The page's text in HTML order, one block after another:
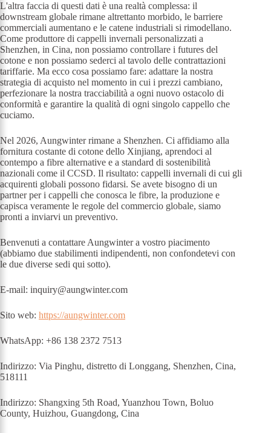
L'altra faccia di questi dati è una realtà complessa: il
downstream globale rimane altrettanto morbido, le barriere
commerciali aumentano e le catene industriali si rimodellano.
Come produttore di cappelli invernali personalizzati a
Shenzhen, in Cina, non possiamo controllare i futures del
cotone e non possiamo sederci al tavolo delle contrattazioni
tariffarie. Ma ecco cosa possiamo fare: adattare la nostra
strategia di acquisto nel momento in cui i prezzi cambiano,
perfezionare la nostra tracciabilità a ogni nuovo ostacolo di
conformità e garantire la qualità di ogni singolo cappello che
cuciamo.
Nel 2026, Aungwinter rimane a Shenzhen. Ci affidiamo alla
fornitura costante di cotone dello Xinjiang, aprendoci al
contempo a fibre alternative e a standard di sostenibilità
nazionali come il CCSD. Il risultato: cappelli invernali di cui gli
acquirenti globali possono fidarsi. Se avete bisogno di un
partner per i cappelli che conosca le fibre, la produzione e
capisca veramente le regole del commercio globale, siamo
pronti a inviarvi un preventivo.
Benvenuti a contattare Aungwinter a vostro piacimento
(abbiamo due stabilimenti indipendenti, non confondetevi con
le due diverse sedi qui sotto).
E-mail: inquiry@aungwinter.com
Sito web: https://aungwinter.com
WhatsApp: +86 138 2372 7513
Indirizzo: Via Pinghu, distretto di Longgang, Shenzhen, Cina,
518111
Indirizzo: Shangxing 5th Road, Yuanzhou Town, Boluo
County, Huizhou, Guangdong, Cina